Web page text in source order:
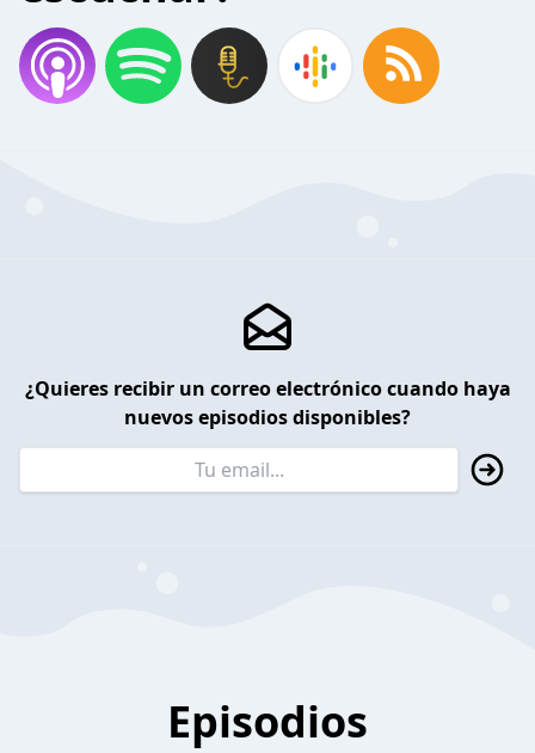
¿Quieres recibir un correo electrónico cuando haya
nuevos episodios disponibles?
Episodios